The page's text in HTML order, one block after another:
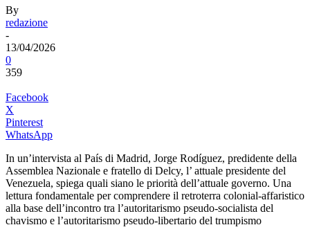
By
redazione
-
13/04/2026
0
359
Facebook
X
Pinterest
WhatsApp
In un’intervista al País di Madrid, Jorge Rodíguez, predidente della
Assemblea Nazionale e fratello di Delcy, l’ attuale presidente del
Venezuela, spiega quali siano le priorità dell’attuale governo. Una
lettura fondamentale per comprendere il retroterra colonial-affaristico
alla base dell’incontro tra l’autoritarismo pseudo-socialista del
chavismo e l’autoritarismo pseudo-libertario del trumpismo